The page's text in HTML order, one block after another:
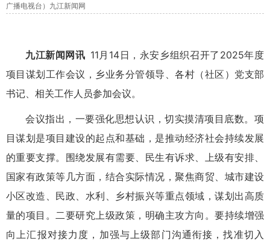
广播电视台）九江新闻网
九江新闻网讯 11月14日，永安乡组织召开了2025年度
项目谋划工作会议，乡业务分管领导、各村（社区）党支部
书记、相关工作人员参加会议。
会议指出，一要强化思想认识，切实摸清项目底数。项
目谋划是项目建设的起点和基础，是推动经济社会持续发展
的重要支撑。围绕发展有需要、民生有诉求、上级有安排、
国家有政策等几方面，结合实际情况，聚焦商贸、城市建设
小区改造、民政、水利、乡村振兴等重点领域，谋划出高质
量的项目。二要研究上级政策，明确主攻方向。要持续增强
向上汇报对接力度，加强与上级部门沟通衔接，找准切入